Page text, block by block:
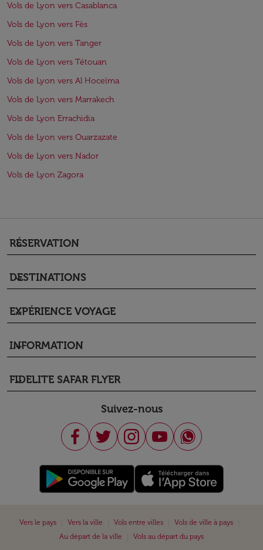
Vols de Lyon vers Casablanca
Vols de Lyon vers Fès
Vols de Lyon vers Tanger
Vols de Lyon vers Tétouan
Vols de Lyon vers Al Hoceïma
Vols de Lyon vers Marrakech
Vols de Lyon Errachidia
Vols de Lyon vers Ouarzazate
Vols de Lyon vers Nador
Vols de Lyon Zagora
RÉSERVATION
keyboard_arrow_down
DESTINATIONS
keyboard_arrow_down
EXPÉRIENCE VOYAGE
keyboard_arrow_down
INFORMATION
keyboard_arrow_down
FIDELITE SAFAR FLYER
keyboard_arrow_down
Suivez-nous
Vers le pays Vers la ville Vols entre villes Vols de ville à pays
Au départ de la ville
Vols au départ du pays